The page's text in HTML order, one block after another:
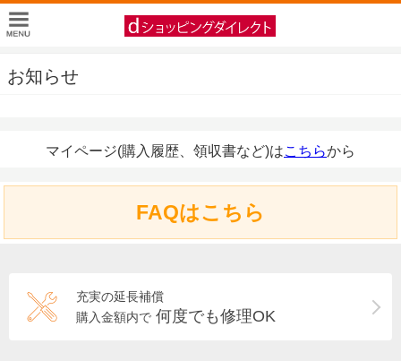
お知らせ
マイページ(購入履歴、領収書など)はこちらから
FAQはこちら
充実の延長補償
購入金額内で 何度でも修理OK